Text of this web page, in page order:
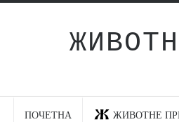
ПОЧЕТНА ЖИВОТНЕ